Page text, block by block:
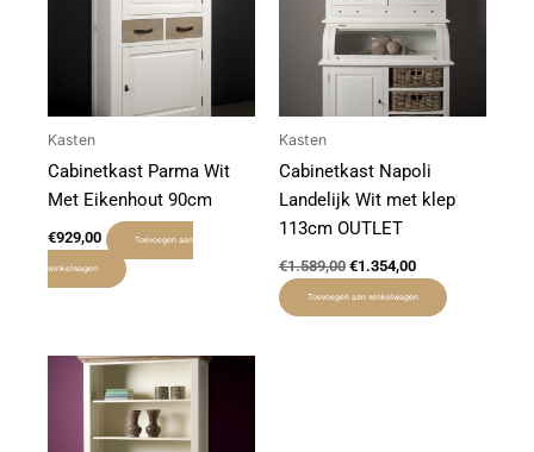
Kasten
Cabinetkast Parma Wit
Met Eikenhout 90cm
€929,00 Toevoegen aan
winkelwagen
Kasten
Cabinetkast Napoli
Landelijk Wit met klep
113cm OUTLET
€1.589,00 €1.354,00
Toevoegen aan winkelwagen